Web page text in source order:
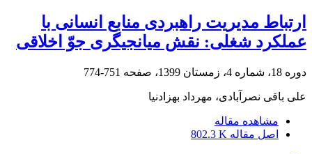
ارتباط مدیریت راهبردی منابع انسانی با
عملکرد شغلی: نقش میانجیگری جوّ اخلاقی
دوره 18، شماره 4، زمستان 1399، صفحه 751-774
علی باقی نصرآبادی، مهرداد بهزادنیا
مشاهده مقاله
اصل مقاله 802.3 K